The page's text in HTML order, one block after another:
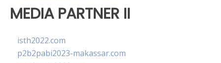
MEDIA PARTNER II
isth2022.com
p2b2pabi2023-makassar.com